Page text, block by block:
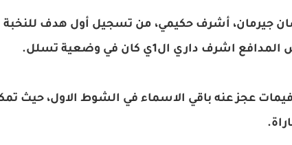
لاعب باريس سان جيرمان، أشرف حكيمي، من تسجيل أول هدف
داري ال1ي كان في وضعية تسلل.
بوفال فيمات عجز عنه باقي الاسماء في الشوط الاول،